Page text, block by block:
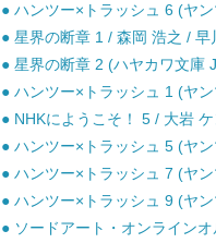
● ハンツー×トラッシュ 6 (ヤ
● 星界の断章 1 / 森岡 浩之 / 早
● 星界の断章 2 (ハヤカワ文庫
● ハンツー×トラッシュ 1 (ヤ
● NHKにようこそ！ 5 / 大岩
● ハンツー×トラッシュ 5 (ヤ
● ハンツー×トラッシュ 7 (ヤ
● ハンツー×トラッシュ 9 (ヤ
● ソードアート・オンライン